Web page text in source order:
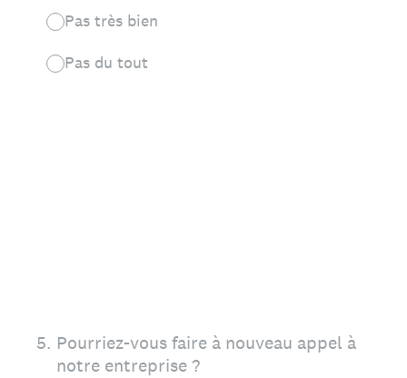
Pas très bien
Pas du tout
5. Pourriez-vous faire à nouveau appel à
notre entreprise ?